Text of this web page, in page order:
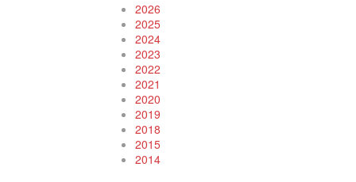
2026
2025
2024
2023
2022
2021
2020
2019
2018
2015
2014